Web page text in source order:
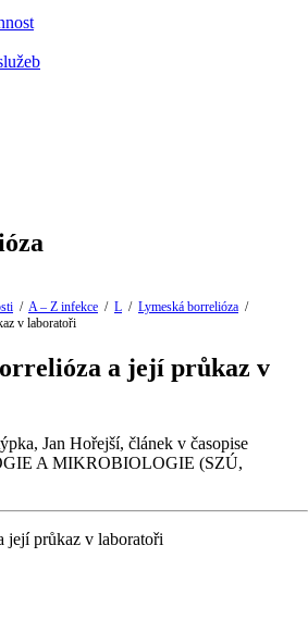
/ A – Z infekce / L / Lymeská borrelióza /
v laboratoři
a její průkaz v
Jan Hořejší, článek v časopise
A MIKROBIOLOGIE (SZÚ,
její průkaz v laboratoři